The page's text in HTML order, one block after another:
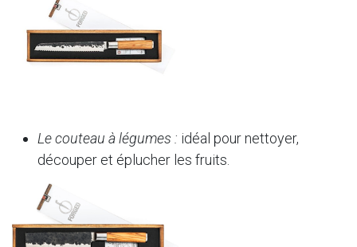
Le couteau à légumes : idéal pour nettoyer,
découper et éplucher les fruits.